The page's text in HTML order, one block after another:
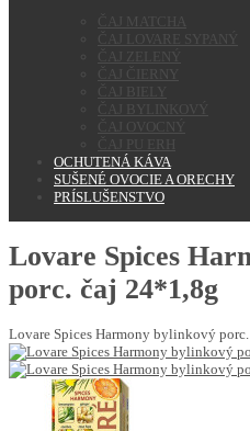
ČAJ MATCHA
ČAJ LOVARE SYPANÝ
ČAJ ZELENÝ
ČAJ ČIERNY
ČAJ BIELY
ČAJ BYLINKOVÝ
ČAJ OVOCNÝ
ČAJ PU ERH
OCHUTENÁ KÁVA
SUŠENÉ OVOCIE A ORECHY
PRÍSLUŠENSTVO
Lovare Spices
porc. čaj 24*1,8g
Lovare Spices Harmony bylinkový